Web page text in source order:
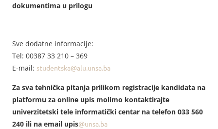
dokumentima u prilogu
Sve dodatne informacije:
Tel: 00387 33 210 – 369
E-mail: studentska@alu.unsa.ba
Za sva tehnička pitanja prilikom registracije kandidata na
platformu za online upis molimo kontaktirajte
univerzitetski tele informatički centar na telefon 033 560
240 ili na email upis@unsa.ba